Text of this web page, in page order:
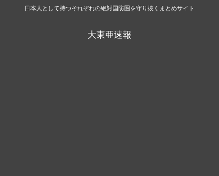
日本人として持つそれぞれの絶対国防圏を守り抜くまとめサイト
大東亜速報